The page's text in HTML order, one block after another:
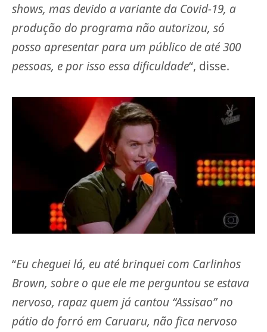
shows, mas devido a variante da Covid-19, a
produção do programa não autorizou, só
posso apresentar para um público de até 300
pessoas, e por isso essa dificuldade“, disse.
“Eu cheguei lá, eu até brinquei com Carlinhos
Brown, sobre o que ele me perguntou se estava
nervoso, rapaz quem já cantou “Assisao” no
pátio do forró em Caruaru, não fica nervoso